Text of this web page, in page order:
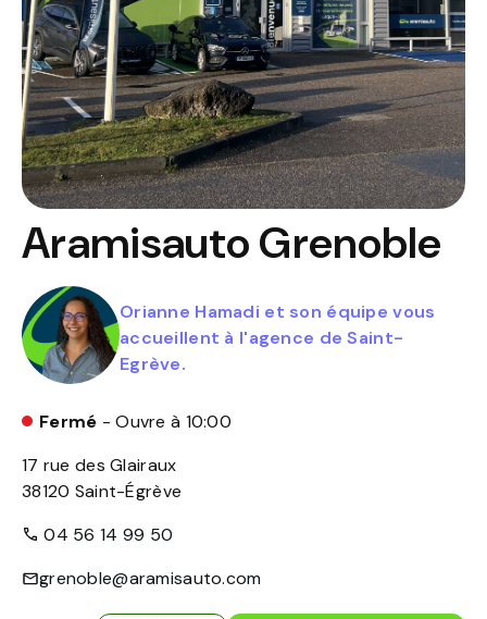
AramisautoGrenoble
Orianne Hamadi et son équipe vous
accueillent à l'agence de Saint-
Egrève.
Fermé - Ouvre à 10:00
17 rue des Glairaux
38120 Saint-Égrève
04 56 14 99 50
grenoble@aramisauto.com